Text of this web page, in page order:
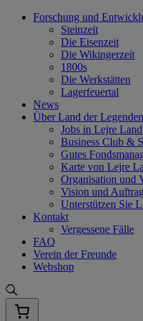
Skip
Forschung und
Steinzeit
Die Eisenzeit
Die Wikingerzeit
1800s
Die Werkstätten
Lagerfeuertal
News
Über Land der Legenden
Jobs in Lejre
Business Club &
Gutes
Karte von Lejre
Organisation und
Vision und Auftrag
Unterstützen Sie
Kontakt
Vergessene Fälle
FAQ
Verein der Freunde
Webshop